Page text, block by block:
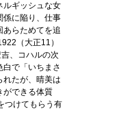
ルギッシュな女
係に陥り、仕事
あらためてを追
（大正11）
、コハルの次
で「いちまさ
れたが、晴美は
ができる体質
つけてもらう有